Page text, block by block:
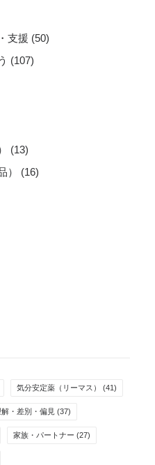
支援 (50)
(107)
(13)
）
(16)
気分安定薬（リーマス） (41)
・差別・偏見 (37)
家族・パートナー (27)